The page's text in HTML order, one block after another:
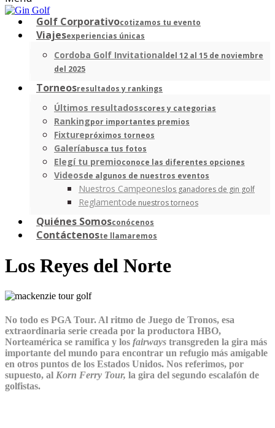
Golf Corporativocotizamos tu evento
Viajesexperiencias únicas
Cordoba Golf Invitationaldel 12 al 15 de noviembre
del 2025
Torneosresultados y rankings
Últimos resultadosscores y categorias
Rankingpor importantes premios
Fixturepróximos torneos
Galeríabusca tus fotos
Elegí tu premioconoce las diferentes opciones
Videosde algunos de nuestros eventos
Nuestros Campeoneslos ganadores de gin golf
Reglamentode nuestros torneos
Quiénes Somosconócenos
Contáctenoste llamaremos
Los Reyes del Norte
No todo es PGA Tour. Al ritmo de Juego de Tronos, esa
extraordinaria serie creada por la productora HBO,
Norteamérica se ramifica y los fairways transgreden la gira más
importante del mundo para encontrar un refugio más amigable
en otros puntos de los Estados Unidos. Nos referimos, por
supuesto, al Korn Ferry Tour, la gira del segundo escalafón de
golfistas.